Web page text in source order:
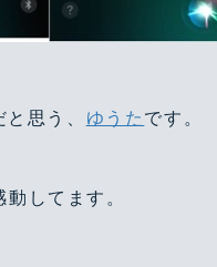
思う、 ゆうた です。
してます。